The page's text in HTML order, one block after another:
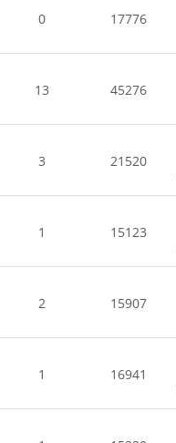
0 17776
13 45276
3 21520
1 15123
2 15907
1 16941